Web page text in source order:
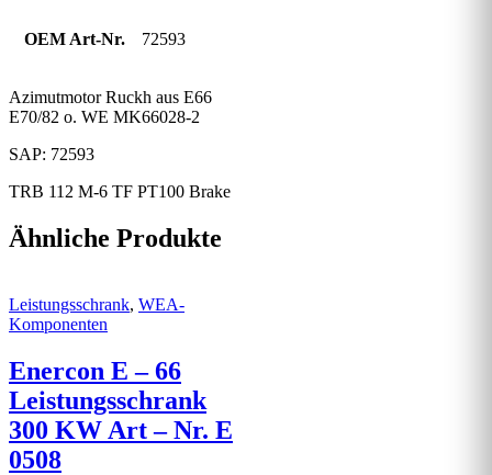
OEM Art-Nr. 72593
Azimutmotor Ruckh aus E66
E70/82 o. WE MK66028-2
SAP: 72593
TRB 112 M-6 TF PT100 Brake
Ähnliche Produkte
Leistungsschrank, WEA-
Komponenten
Enercon E – 66
Leistungsschrank
300 KW Art – Nr. E
0508